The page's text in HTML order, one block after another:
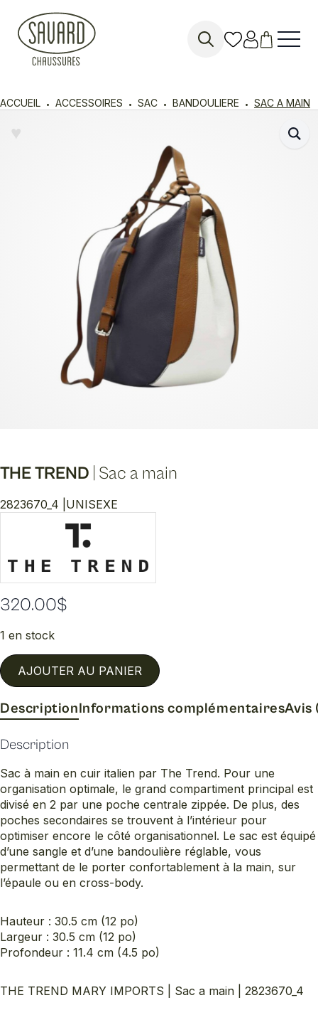
ACCUEIL ACCESSOIRES SAC BANDOULIERE SAC A MAIN
THE TREND Sac a main
2823670_4 | UNISEXE
320.00$
1 en stock
AJOUTER AU PANIER
DescriptionInformations complémentairesAvis
Description
Sac à main en cuir italien par The Trend. Pour une
organisation optimale, le grand compartiment principal est
divisé en 2 par une poche centrale zippée. De plus, des
poches secondaires se trouvent à l’intérieur pour
optimiser encore le côté organisationnel. Le sac est équipé
d’une sangle et d’une bandoulière réglable, vous
permettant de le porter confortablement à la main, sur
l’épaule ou en cross-body.
Hauteur : 30.5 cm (12 po)
Largeur : 30.5 cm (12 po)
Profondeur : 11.4 cm (4.5 po)
THE TREND MARY IMPORTS | Sac a main | 2823670_4